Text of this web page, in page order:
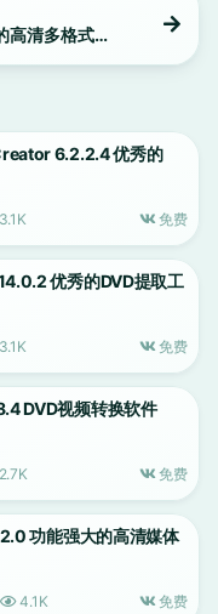
清多格式媒
6.2.2.4 优秀的
免费
优秀的DVD提取工
免费
DVD视频转换软件
免费
功能强大的高清媒体
4.1K 免费